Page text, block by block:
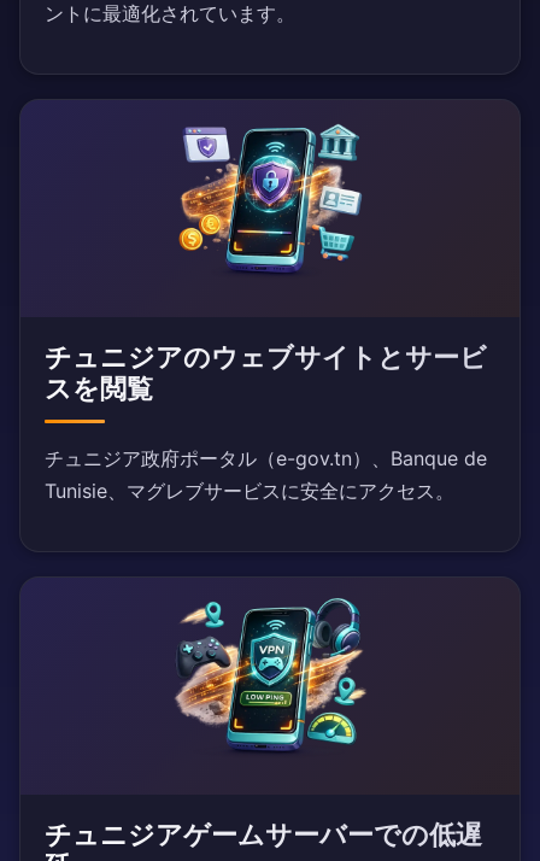
ントに最適化されています。
チュニジアのウェブサイトとサービ
スを閲覧
チュニジア政府ポータル（e-gov.tn）、Banque de
Tunisie、マグレブサービスに安全にアクセス。
チュニジアゲームサーバーでの低遅